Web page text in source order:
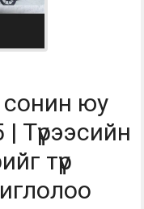
юу
Түрээсийн
түр